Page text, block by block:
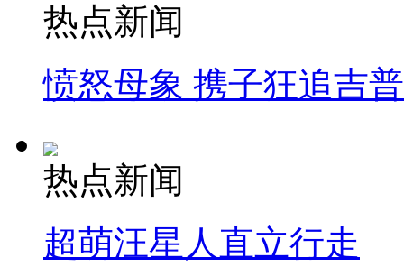
热点新闻
愤怒母象 携子狂追吉
热点新闻
超萌汪星人直立行走